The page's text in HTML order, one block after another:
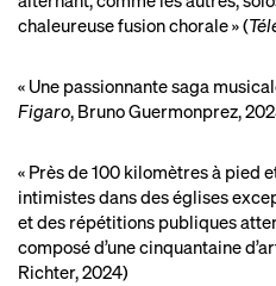
chaleureuse fusion chorale » (
« Une passionnante saga
Figaro, Bruno Guermonprez,
« Près de 100 kilomètres à pied
intimistes dans des églises
et des répétitions publiques
composé d’une cinquantaine
Richter, 2024)